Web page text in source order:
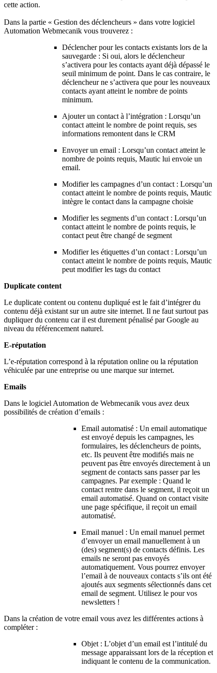
cette action.
Dans la partie « Gestion des déclencheurs » dans votre logiciel
Automation Webmecanik vous trouverez :
Déclencher pour les contacts existants lors de la
sauvegarde : Si oui, alors le déclencheur
s’activera pour les contacts ayant déjà dépassé le
seuil minimum de point. Dans le cas contraire, le
déclencheur ne s’activera que pour les nouveaux
contacts ayant atteint le nombre de points
minimum.
Ajouter un contact à l’intégration : Lorsqu’un
contact atteint le nombre de point requis, ses
informations remontent dans le CRM
Envoyer un email : Lorsqu’un contact atteint le
nombre de points requis, Mautic lui envoie un
email.
Modifier les campagnes d’un contact : Lorsqu’un
contact atteint le nombre de points requis, Mautic
intègre le contact dans la campagne choisie
Modifier les segments d’un contact : Lorsqu’un
contact atteint le nombre de points requis, le
contact peut être changé de segment
Modifier les étiquettes d’un contact : Lorsqu’un
contact atteint le nombre de points requis, Mautic
peut modifier les tags du contact
Duplicate content
Le duplicate content ou contenu dupliqué est le fait d’intégrer du
contenu déjà existant sur un autre site internet. Il ne faut surtout pas
dupliquer du contenu car il est durement pénalisé par Google au
niveau du référencement naturel.
E-réputation
L’e-réputation correspond à la réputation online ou la réputation
véhiculée par une entreprise ou une marque sur internet.
Emails
Dans le logiciel Automation de Webmecanik vous avez deux
possibilités de création d’emails :
Email automatisé : Un email automatique
est envoyé depuis les campagnes, les
formulaires, les déclencheurs de points,
etc. Ils peuvent être modifiés mais ne
peuvent pas être envoyés directement à un
segment de contacts sans passer par les
campagnes. Par exemple : Quand le
contact rentre dans le segment, il reçoit un
email automatisé. Quand on contact visite
une page spécifique, il reçoit un email
automatisé.
Email manuel : Un email manuel permet
d’envoyer un email manuellement à un
(des) segment(s) de contacts définis. Les
emails ne seront pas envoyés
automatiquement. Vous pourrez envoyer
l’email à de nouveaux contacts s’ils ont été
ajoutés aux segments sélectionnés dans cet
email de segment. Utilisez le pour vos
newsletters !
Dans la création de votre email vous avez les différentes actions à
compléter :
Objet : L’objet d’un email est l’intitulé du
message apparaissant lors de la réception et
indiquant le contenu de la communication.